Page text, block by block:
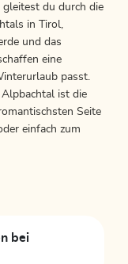
du durch die
in Tirol,
und das
eine
passt.
Alpbachtal ist die
Seite
einfach zum
bei